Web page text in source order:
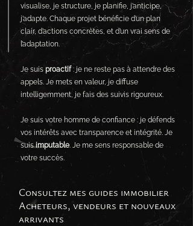
visualise, je structure, je planifie, j’anticipe,
j’adapte. Chaque projet bénéficie d’un plan
clair, d’actions concrètes, et d’un vrai sens de
l’adaptation.
Je suis proactif: je ne reste pas à attendre des
appels. Je mets en valeur, je diffuse
intelligemment, je fais des suivis rigoureux.
Je suis votre homme de confiance : je défends
vos intérêts avec transparence et intégrité. Je
suisimputable. Je me sens responsable de
votre succès.
Consultez mes guides immobilier
Acheteurs, vendeurs et nouveaux
arrivants